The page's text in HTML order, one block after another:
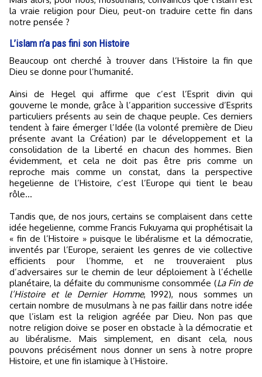
la vraie religion pour Dieu, peut-on traduire cette fin dans
notre pensée ?
L’islam n’a pas fini son Histoire
Beaucoup ont cherché à trouver dans l’Histoire la fin que
Dieu se donne pour l’humanité.
Ainsi de Hegel qui affirme que c’est l’Esprit divin qui
gouverne le monde, grâce à l’apparition successive d’Esprits
particuliers présents au sein de chaque peuple. Ces derniers
tendent à faire émerger l’Idée (la volonté première de Dieu
présente avant la Création) par le développement et la
consolidation de la Liberté en chacun des hommes. Bien
évidemment, et cela ne doit pas être pris comme un
reproche mais comme un constat, dans la perspective
hegelienne de l’Histoire, c’est l’Europe qui tient le beau
rôle...
Tandis que, de nos jours, certains se complaisent dans cette
idée hegelienne, comme Francis Fukuyama qui prophétisait la
« fin de l’Histoire » puisque le libéralisme et la démocratie,
inventés par l’Europe, seraient les genres de vie collective
efficients pour l’homme, et ne trouveraient plus
d’adversaires sur le chemin de leur déploiement à l’échelle
planétaire, la défaite du communisme consommée (La Fin de
l’Histoire et le Dernier Homme, 1992), nous sommes un
certain nombre de musulmans à ne pas faillir dans notre idée
que l’islam est la religion agréée par Dieu. Non pas que
notre religion doive se poser en obstacle à la démocratie et
au libéralisme. Mais simplement, en disant cela, nous
pouvons précisément nous donner un sens à notre propre
Histoire, et une fin islamique à l’Histoire.